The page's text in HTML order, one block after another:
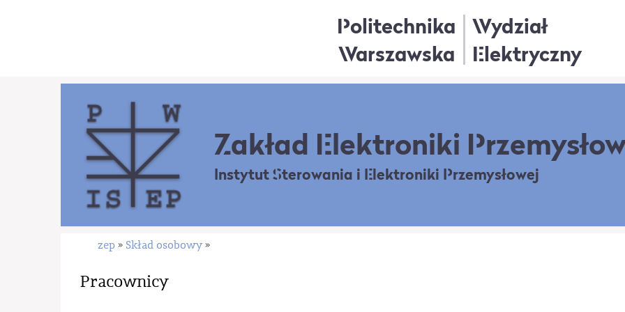
Politechnika
Warszawska
Wydział
Elektryczny
Zakład Elektroniki
Instytut Sterowania i Elektroniki Przemysłowej
zep » Skład osobowy »
Pracownicy